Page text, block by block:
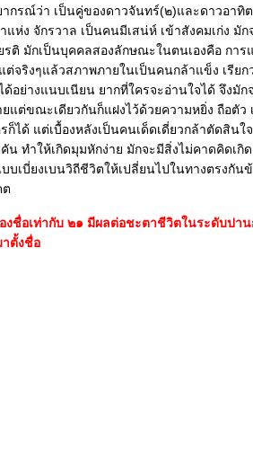
ากรณ์ว่า เป็นคู่ของดาวจันทร์(๒)และดาวอาทิ
ห่ง จักรวาล เป็นคนมีเสน่ห์ เข้าสังคมเก่ง มัก
รติ มักเป็นบุคคลสองลักษณะในตนเองคือ การ
จริงๆแล้วสภาพภายในเป็นคนกล้าแข็ง เรียก
อย่างแนบเนียน ยากที่ใครจะอ่านใจได้ จึงมัก
แต่ขณะเดียวกันก็แฝงไว้ด้วยความหยิ่ง ถือตัว
ก็ได้ แต่เบื้องหลังเป็นคนเด็ดเดี่ยวกล้าตัดสินใ
น ทำให้เกิดมุมหักง่าย มักจะมีสิ่งไม่คาดคิดเกิ
บเบี่ยงเบนวิถีชีวิตให้เปลี่ยนไปในทางตรงกัน
งชื่อเท่ากับ ๒๑ มีผลต่อชะตาชีวิตในระดับปาน
าตั้งชื่อ